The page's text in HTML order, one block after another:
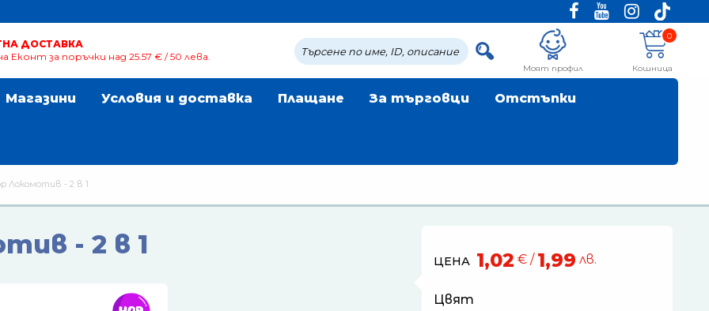
ДОСТАВКА
Еконт за поръчки над 25.57 € / 50 лева.
Моят профил
0
Кошница
Магазини Условия и доставка Плащане За търговци Отстъпки
Локомотив - 2 в 1
- 2 в 1
ЦЕНА 1,02 € / 1,99 лв.
Цвят